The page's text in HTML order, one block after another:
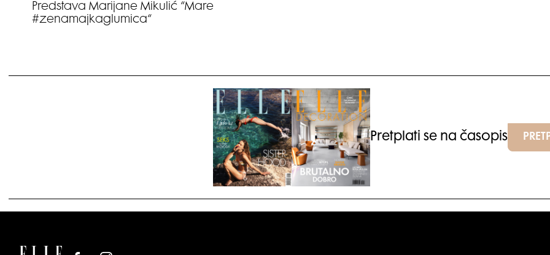
Predstava Marijane Mikulić “Mare
#zenamajkaglumica“
Pretplati se na časopis